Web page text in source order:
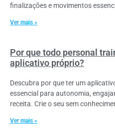
finalizações e movimentos
Ver mais »
Por que todo personal
aplicativo próprio?
Descubra por que ter um
essencial para autonomia,
receita. Crie o seu sem
Ver mais »
Quer